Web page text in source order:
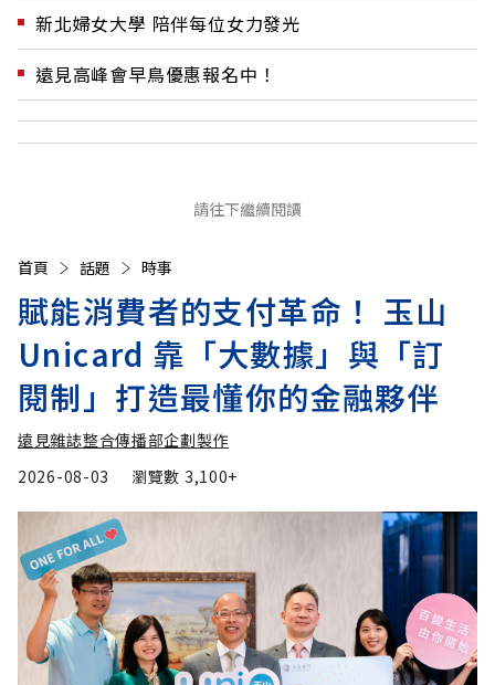
新北婦女大學 陪伴每位女力發光
遠見高峰會早鳥優惠報名中！
請往下繼續閱讀
首頁 話題 時事
賦能消費者的支付革命！ 玉山
Unicard 靠「大數據」與「訂
閱制」打造最懂你的金融夥伴
遠見雜誌整合傳播部企劃製作
2026-08-03
瀏覽數 3,100+